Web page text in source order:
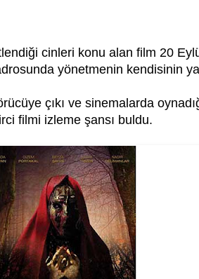
cinleri konu alan film 20
yönetmenin kendisinin
çıkı ve sinemalarda
filmi izleme şansı buldu.